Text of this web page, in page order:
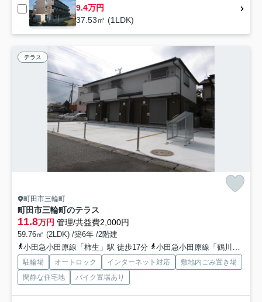
9.4万円
37.53㎡ (1LDK)
テラス
町田市三輪町
町田市三輪町のテラス
11.8万円 管理/共益費2,000円
59.76㎡ (2LDK) /築6年 /2階建
小田急小田原線「柿生」駅 徒歩17分
小田急小田原線「鶴川」駅 徒歩22分
駐輪場 オートロック インターネット対応
敷地内ごみ置き場
閑静な住宅地
バイク置場あり